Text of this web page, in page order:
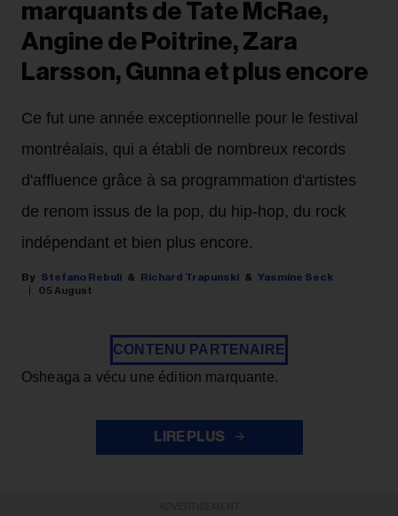
marquants de Tate McRae,
Angine de Poitrine, Zara
Larsson, Gunna et plus encore
Ce fut une année exceptionnelle pour le festival
montréalais, qui a établi de nombreux records
d'affluence grâce à sa programmation d'artistes
de renom issus de la pop, du hip-hop, du rock
indépendant et bien plus encore.
Stefano Rebuli Richard Trapunski
Yasmine Seck
05 August
CONTENU PARTENAIRE
Osheaga a vécu une édition marquante.
LIRE PLUS